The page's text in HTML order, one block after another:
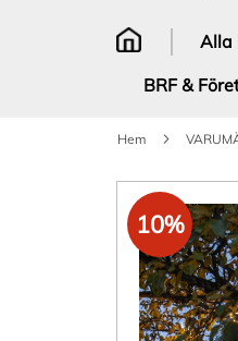
Alla
BRF &
Hem
Hoppa
till
slutet
bildgalleriet
10%